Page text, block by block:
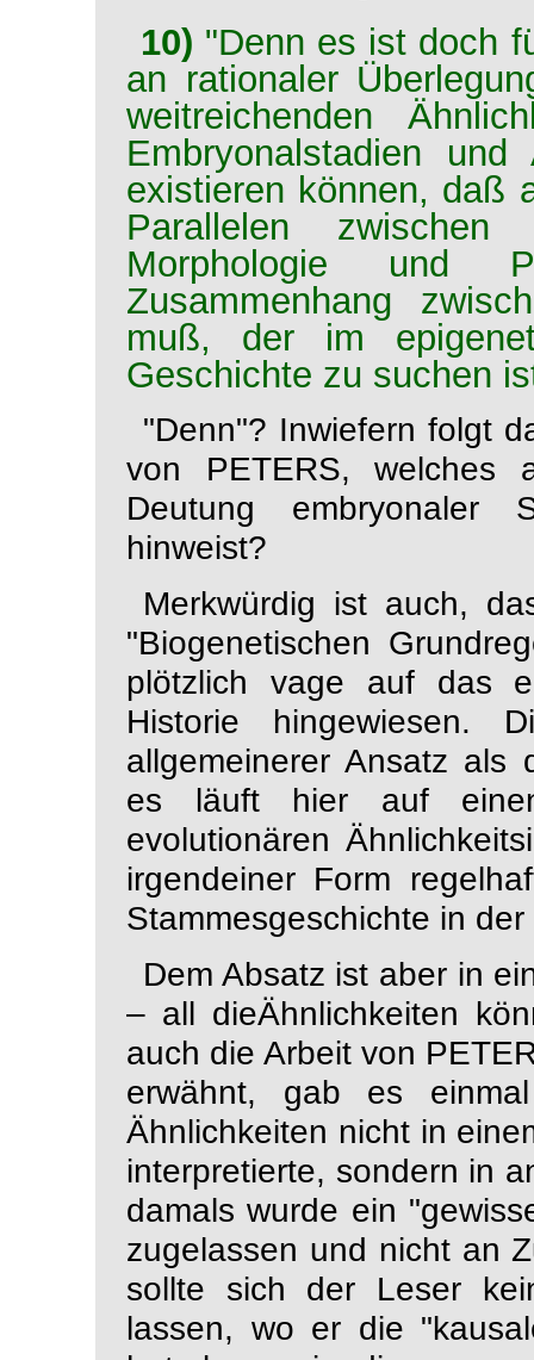
10) "Denn es ist doch
an rationaler
weitreichenden
Embryonalstadien
existieren können, daß
Parallelen zwischen
Morphologie und
Zusammenhang
muß, der im
Geschichte zu suchen
"Denn"? Inwiefern folgt
von PETERS, welches
Deutung embryonaler
hinweist?
Merkwürdig ist auch,
"Biogenetischen
plötzlich vage auf das
Historie hingewiesen.
allgemeinerer Ansatz als
es läuft hier auf
evolutionären
irgendeiner Form
Stammesgeschichte in
Dem Absatz ist aber in
– all dieÄhnlichkeiten
auch die Arbeit von
erwähnt, gab es
Ähnlichkeiten nicht in
interpretierte, sondern in
damals wurde ein
zugelassen und nicht an
sollte sich der Leser
lassen, wo er die